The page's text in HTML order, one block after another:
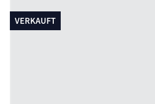
VERKAUFT